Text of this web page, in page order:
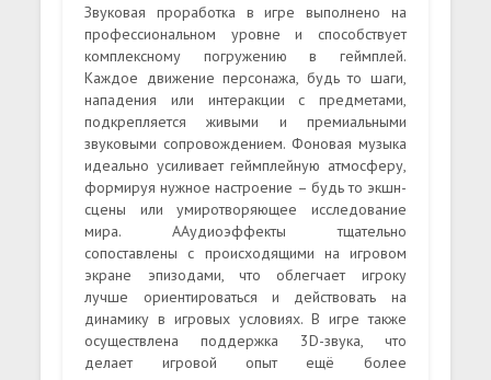
Звуковая проработка в игре выполнено на
профессиональном уровне и способствует
комплексному погружению в геймплей.
Каждое движение персонажа, будь то шаги,
нападения или интеракции с предметами,
подкрепляется живыми и премиальными
звуковыми сопровождением. Фоновая музыка
идеально усиливает геймплейную атмосферу,
формируя нужное настроение – будь то экшн-
сцены или умиротворяющее исследование
мира. ААудиоэффекты тщательно
сопоставлены с происходящими на игровом
экране эпизодами, что облегчает игроку
лучше ориентироваться и действовать на
динамику в игровых условиях. В игре также
осуществлена поддержка 3D-звука, что
делает игровой опыт ещё более